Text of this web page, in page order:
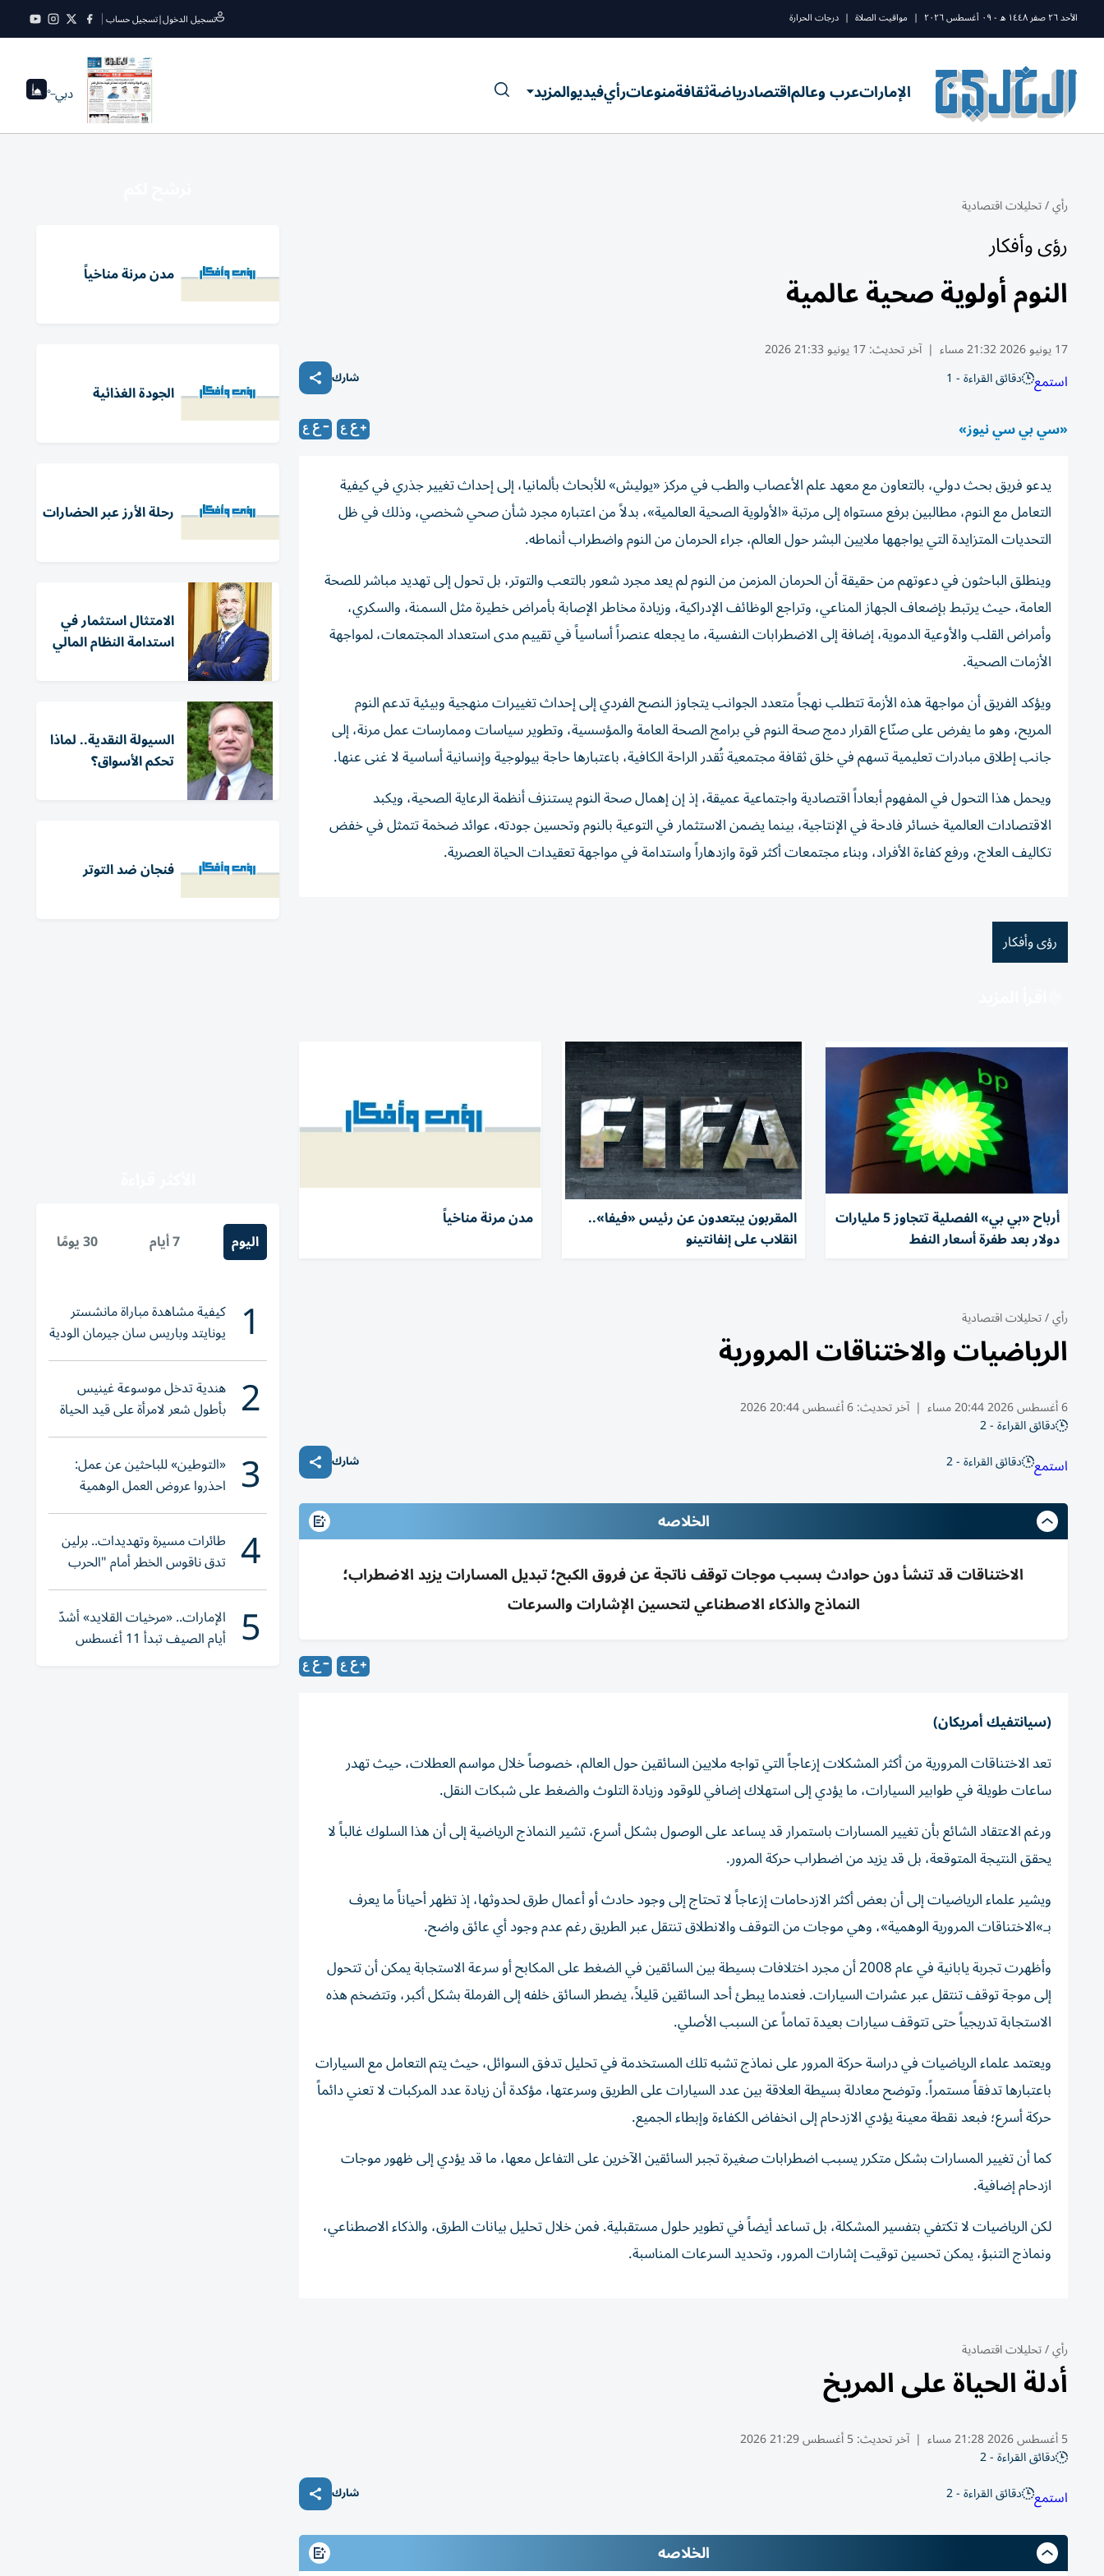
الأحد ٢٦ صفر ١٤٤٨ ه - ٠٩ أغسطس ٢٠٢٦ | مواقيت الصلاة | درجات الحرارة تسجيل الدخول|تسجيل حساب
الإماراتعرب وعالماقتصادرياضةثقافةمنوعاترأيفيديوالمزيد دبي--°
رأي/تحليلات اقتصادية
رؤى وأفكار
النوم أولوية صحية عالمية
17 يونيو 2026 21:32 مساء | آخر تحديث:17 يونيو 21:33 2026
استمع دقائق القراءة - 1 شارك
«سي بي سي نيوز»
يدعو فريق بحث دولي، بالتعاون مع معهد علم الأعصاب والطب في مركز «يوليش» للأبحاث بألمانيا، إلى إحداث تغيير جذري في كيفية
التعامل مع النوم، مطالبين برفع مستواه إلى مرتبة «الأولوية الصحية العالمية»، بدلاً من اعتباره مجرد شأن صحي شخصي، وذلك في ظل
التحديات المتزايدة التي يواجهها ملايين البشر حول العالم، جراء الحرمان من النوم واضطراب أنماطه.
وينطلق الباحثون في دعوتهم من حقيقة أن الحرمان المزمن من النوم لم يعد مجرد شعور بالتعب والتوتر، بل تحول إلى تهديد مباشر للصحة
العامة، حيث يرتبط بإضعاف الجهاز المناعي، وتراجع الوظائف الإدراكية، وزيادة مخاطر الإصابة بأمراض خطيرة مثل السمنة، والسكري،
وأمراض القلب والأوعية الدموية، إضافة إلى الاضطرابات النفسية، ما يجعله عنصراً أساسياً في تقييم مدى استعداد المجتمعات، لمواجهة
الأزمات الصحية.
ويؤكد الفريق أن مواجهة هذه الأزمة تتطلب نهجاً متعدد الجوانب يتجاوز النصح الفردي إلى إحداث تغييرات منهجية وبيئية تدعم النوم
المريح، وهو ما يفرض على صنّاع القرار دمج صحة النوم في برامج الصحة العامة والمؤسسية، وتطوير سياسات وممارسات عمل مرنة، إلى
جانب إطلاق مبادرات تعليمية تسهم في خلق ثقافة مجتمعية تُقدر الراحة الكافية، باعتبارها حاجة بيولوجية وإنسانية أساسية لا غنى عنها.
ويحمل هذا التحول في المفهوم أبعاداً اقتصادية واجتماعية عميقة، إذ إن إهمال صحة النوم يستنزف أنظمة الرعاية الصحية، ويكبد
الاقتصادات العالمية خسائر فادحة في الإنتاجية، بينما يضمن الاستثمار في التوعية بالنوم وتحسين جودته، عوائد ضخمة تتمثل في خفض
تكاليف العلاج، ورفع كفاءة الأفراد، وبناء مجتمعات أكثر قوة وازدهاراً واستدامة في مواجهة تعقيدات الحياة العصرية.
رؤى وأفكار
أرباح «بي بي» الفصلية تتجاوز 5 مليارات
دولار بعد طفرة أسعار النفط
المقربون يبتعدون عن رئيس «فيفا»..
انقلاب على إنفانتينو
مدن مرنة مناخياً
رأي/تحليلات اقتصادية
الرياضيات والاختناقات المرورية
6 أغسطس 2026 20:44 مساء | آخر تحديث:6 أغسطس 20:44 2026
دقائق القراءة - 2
استمع دقائق القراءة - 2 شارك
الخلاصه
الاختناقات قد تنشأ دون حوادث بسبب موجات توقف ناتجة عن فروق الكبح؛ تبديل المسارات يزيد الاضطراب؛
النماذج والذكاء الاصطناعي لتحسين الإشارات والسرعات
(سيانتفيك أمريكان)
تعد الاختناقات المرورية من أكثر المشكلات إزعاجاً التي تواجه ملايين السائقين حول العالم، خصوصاً خلال مواسم العطلات، حيث تهدر
ساعات طويلة في طوابير السيارات، ما يؤدي إلى استهلاك إضافي للوقود وزيادة التلوث والضغط على شبكات النقل.
ورغم الاعتقاد الشائع بأن تغيير المسارات باستمرار قد يساعد على الوصول بشكل أسرع، تشير النماذج الرياضية إلى أن هذا السلوك غالباً لا
يحقق النتيجة المتوقعة، بل قد يزيد من اضطراب حركة المرور.
ويشير علماء الرياضيات إلى أن بعض أكثر الازدحامات إزعاجاً لا تحتاج إلى وجود حادث أو أعمال طرق لحدوثها، إذ تظهر أحياناً ما يعرف
بـ»الاختناقات المرورية الوهمية»، وهي موجات من التوقف والانطلاق تنتقل عبر الطريق رغم عدم وجود أي عائق واضح.
وأظهرت تجربة يابانية في عام 2008 أن مجرد اختلافات بسيطة بين السائقين في الضغط على المكابح أو سرعة الاستجابة يمكن أن تتحول
إلى موجة توقف تنتقل عبر عشرات السيارات. فعندما يبطئ أحد السائقين قليلاً، يضطر السائق خلفه إلى الفرملة بشكل أكبر، وتتضخم هذه
الاستجابة تدريجياً حتى تتوقف سيارات بعيدة تماماً عن السبب الأصلي.
ويعتمد علماء الرياضيات في دراسة حركة المرور على نماذج تشبه تلك المستخدمة في تحليل تدفق السوائل، حيث يتم التعامل مع السيارات
باعتبارها تدفقاً مستمراً. وتوضح معادلة بسيطة العلاقة بين عدد السيارات على الطريق وسرعتها، مؤكدة أن زيادة عدد المركبات لا تعني دائماً
حركة أسرع؛ فبعد نقطة معينة يؤدي الازدحام إلى انخفاض الكفاءة وإبطاء الجميع.
كما أن تغيير المسارات بشكل متكرر يسبب اضطرابات صغيرة تجبر السائقين الآخرين على التفاعل معها، ما قد يؤدي إلى ظهور موجات
ازدحام إضافية.
لكن الرياضيات لا تكتفي بتفسير المشكلة، بل تساعد أيضاً في تطوير حلول مستقبلية. فمن خلال تحليل بيانات الطرق، والذكاء الاصطناعي،
ونماذج التنبؤ، يمكن تحسين توقيت إشارات المرور، وتحديد السرعات المناسبة.
رأي/تحليلات اقتصادية
أدلة الحياة على المريخ
5 أغسطس 2026 21:28 مساء | آخر تحديث:5 أغسطس 21:29 2026
دقائق القراءة - 2
استمع دقائق القراءة - 2 شارك
الخلاصه
مدن مرنة مناخياً
الجودة الغذائية
رحلة الأرز عبر الحضارات
الامتثال استثمار في
استدامة النظام المالي
السيولة النقدية.. لماذا
تحكم الأسواق؟
فنجان ضد التوتر
اليوم 7 أيام 30 يومًا
1 كيفية مشاهدة مباراة مانشستر
يونايتد وباريس سان جيرمان الودية
والقنوات الناقلة
2 هندية تدخل موسوعة غينيس
بأطول شعر لامرأة على قيد الحياة
3 «التوطين» للباحثين عن عمل:
احذروا عروض العمل الوهمية
وتحققوا عبر «الباركود»
4 طائرات مسيرة وتهديدات.. برلين
تدق ناقوس الخطر أمام "الحرب
الهجينة"
5 الإمارات.. «مرخيات القلايد» أشدّ
أيام الصيف تبدأ 11 أغسطس